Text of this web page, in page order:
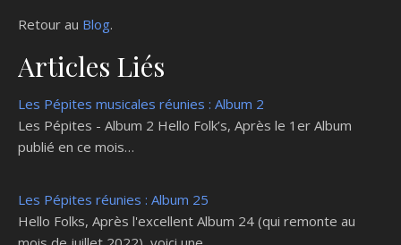
Retour au Blog.
Articles Liés
Les Pépites musicales réunies : Album 2
Les Pépites - Album 2 Hello Folk’s, Après le 1er Album
publié en ce mois…
Les Pépites réunies : Album 25
Hello Folks, Après l'excellent Album 24 (qui remonte au